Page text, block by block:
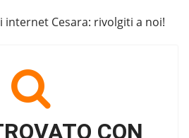
internet Cesara: rivolgiti a noi!
CON